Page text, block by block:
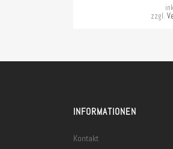
zzgl.
INFORMATIONEN
Kontakt